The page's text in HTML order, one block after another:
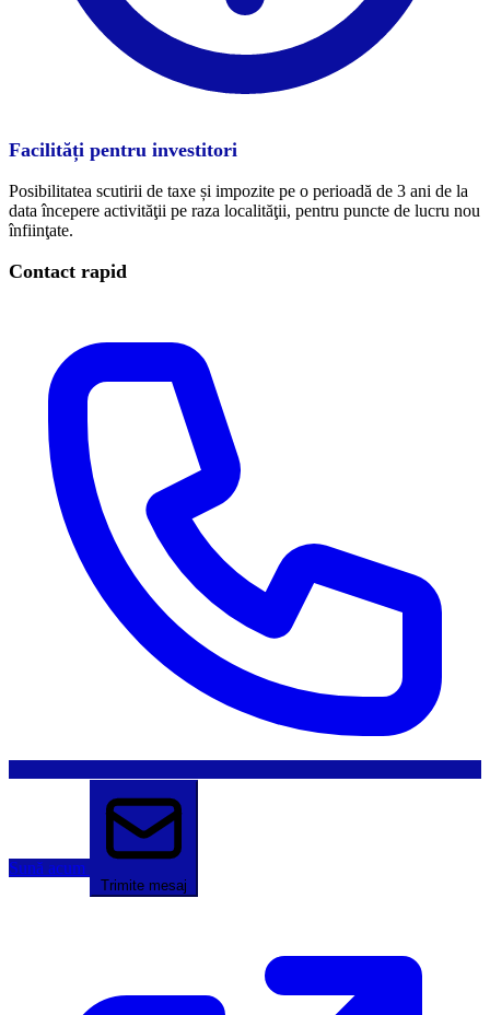
Facilități pentru investitori
Posibilitatea scutirii de taxe și impozite pe o perioadă de 3 ani de la
data începere activităţii pe raza localităţii, pentru puncte de lucru nou
înfiinţate.
Contact rapid
Sună acum
Trimite mesaj